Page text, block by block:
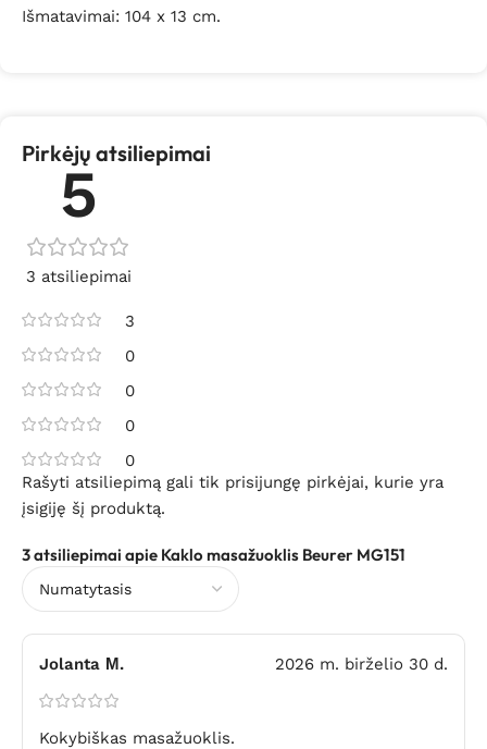
Išmatavimai: 104 x 13 cm.
Pirkėjų atsiliepimai
5
3 atsiliepimai
3
0
0
0
0
3 atsiliepimai apie Kaklo masažuoklis Beurer MG151
Jolanta М. 2026 m. birželio 30 d.
Kokybiškas masažuoklis.
Rašyti atsiliepimą gali tik prisijungę pirkėjai, kurie yra
įsigiję šį produktą.